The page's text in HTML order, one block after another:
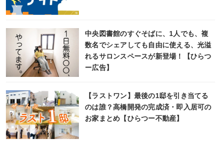
中央図書館のすぐそばに、1人でも、複
数名でシェアしても自由に使える、光溢
れるサロンスペースが新登場！【ひらつ
ー広告】
【ラストワン】最後の1邸を引き当てる
のは誰？高橋開発の完成済・即入居可の
お家まとめ【ひらつー不動産】